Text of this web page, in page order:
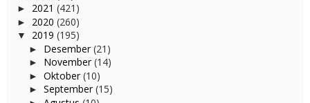
► 2021 (421)
► 2020 (260)
▼ 2019 (195)
► Desember(21)
► November(14)
► Oktober(10)
► September(15)